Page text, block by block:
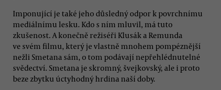
Imponující je také jeho důsledný odpor k povrchnímu
mediálnímu lesku. Kdo s ním mluvil, má tuto
zkušenost. A konečně režiséři Klusák a Remunda
ve svém filmu, který je vlastně mnohem pompéznější
nežli Smetana sám, o tom podávají nepřehlédnutelné
svědectví. Smetana je skromný, švejkovský, ale i proto
beze zbytku úctyhodný hrdina naší doby.